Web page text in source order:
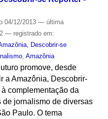
04/12/2013 — última
— registrado em:
Descobrir-se
, Amazônia
promove, desde
a Amazônia, Descobrir-
complementação da
de jornalismo de diversas
Paulo. O tema